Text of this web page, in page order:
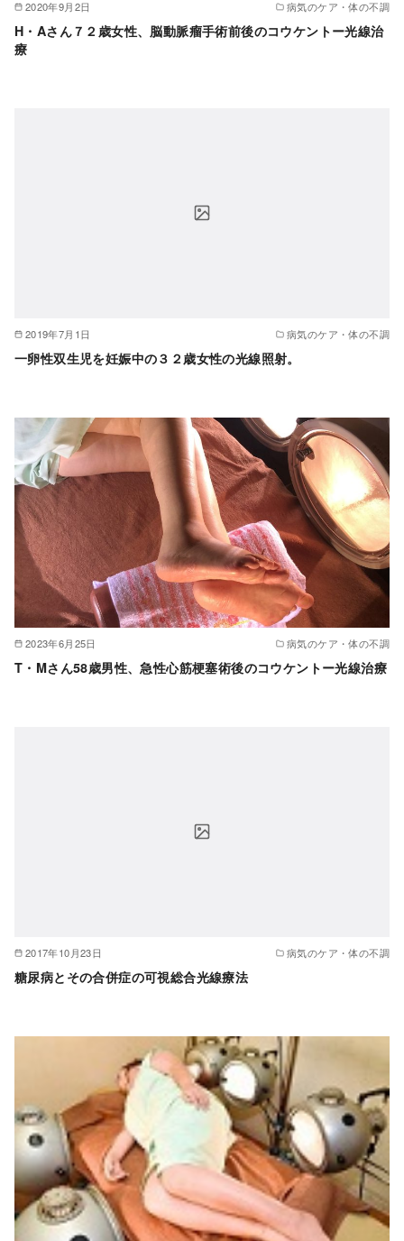
2020年9月2日 病気のケア・体の不調
H・Aさん７２歳女性、脳動脈瘤手術前後のコウケントー光線治
療
2019年7月1日 病気のケア・体の不調
一卵性双生児を妊娠中の３２歳女性の光線照射。
2023年6月25日 病気のケア・体の不調
T・Mさん58歳男性、急性心筋梗塞術後のコウケントー光線治療
2017年10月23日 病気のケア・体の不調
糖尿病とその合併症の可視総合光線療法